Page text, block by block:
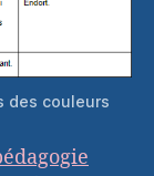
des couleurs